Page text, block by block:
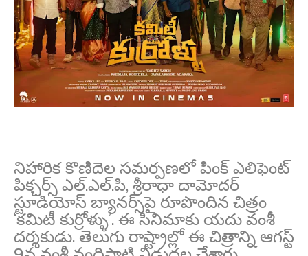
నిహారిక కొణిదెల సమర్పణలో పింక్ ఎలిఫెంట్
పిక్చర్స్ ఎల్.ఎల్.పి, శ్రీరాధా దామోదర్
స్టూడియోస్ బ్యానర్స్‌పై రూపొందిన చిత్రం
‘కమిటీ కుర్రోళ్ళు’. ఈ సినిమాకు య‌దు వంశీ
ద‌ర్శ‌కుడు. తెలుగు రాష్ట్రాల్లో ఈ చిత్రాన్ని ఆగస్ట్